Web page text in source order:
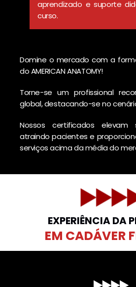
aprendizado e suporte
curso.
Domine o mercado com a
do AMERICAN ANATOMY!
Torne-se um profissional
global, destacando-se no
Nossos certificados elevam
atraindo pacientes e
serviços acima da média do
Ganhe a segurança
procedimentos com
velocidade para superar
Não perca tempo!
EXPERIÊNCIA DA
EM CADÁVER